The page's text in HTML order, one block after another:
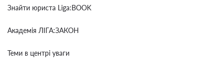
Знайти юриста Liga:BOOK
Академія ЛІГА:ЗАКОН
Теми в центрі уваги